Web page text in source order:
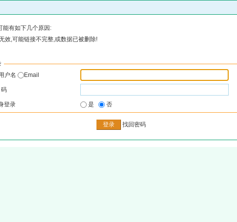
能有如下几个原因:
效,可能链接不完整,或数据已被删除!
户名
Email
登录 是 否
找回密码